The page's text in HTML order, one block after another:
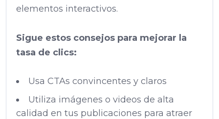
elementos interactivos.
Sigue estos consejos para mejorar la
tasa de clics:
Usa CTAs convincentes y claros
Utiliza imágenes o videos de alta
calidad en tus publicaciones para atraer